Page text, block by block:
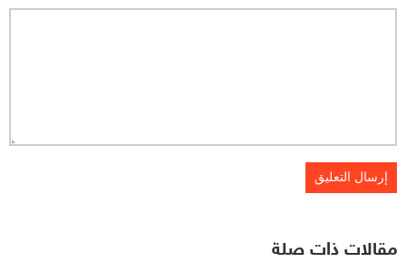
مقالات ذات صلة